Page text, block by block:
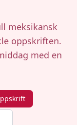
meksikansk
oppskriften.
med en